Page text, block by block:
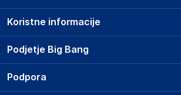
Podjetje Big Bang
O podjetju
Koristne informacije
Prodajna mesta
Storitve
Podpora